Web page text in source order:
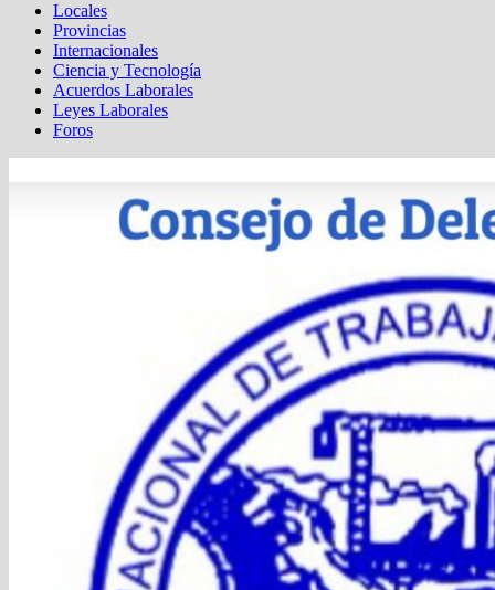
Locales
Provincias
Internacionales
Ciencia y Tecnología
Acuerdos Laborales
Leyes Laborales
Foros